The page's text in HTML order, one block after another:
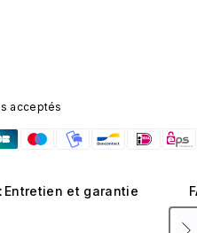
acceptés
Entretien et garantie